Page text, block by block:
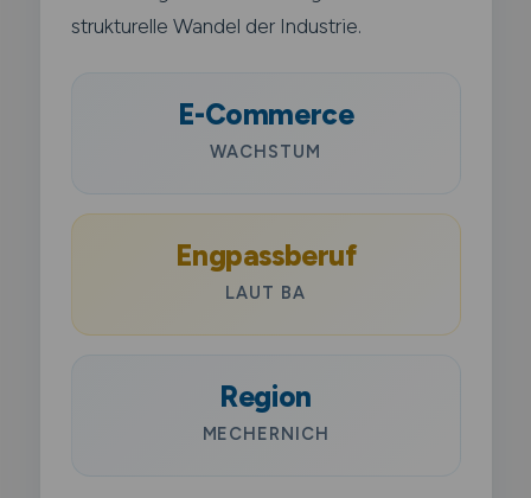
strukturelle Wandel der Industrie.
E-Commerce
WACHSTUM
Engpassberuf
LAUT BA
Region
MECHERNICH